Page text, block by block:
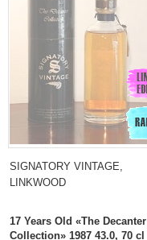
SIGNATORY VINTAGE,
LINKWOOD
17 Years Old «The Decanter
Collection» 1987 43.0, 70 cl